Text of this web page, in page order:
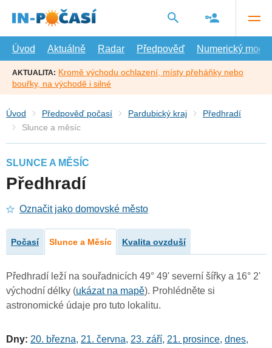
hlavní
Úvod
Aktuálně Radar Předpověď Numerický model
AKTUALITA: Kromě východu ochlazení, místy přeháňky nebo
bouřky, na východě i silné
Úvod Předpověď počasí Pardubický kraj
Předhradí
Slunce a měsíc
SLUNCE A MĚSÍC
Předhradí
Označit jako domovské město
Počasí Slunce a Měsíc Kvalita ovzduší
Předhradí leží na souřadnicích 49° 49' severní šířky a 16° 2'
východní délky (ukázat na mapě). Prohlédněte si
astronomické údaje pro tuto lokalitu.
Dny: 20. března, 21. června, 23. září, 21. prosince, dnes,